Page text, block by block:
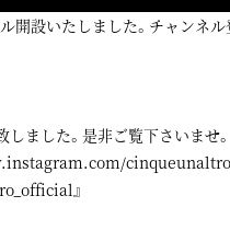
開設いたしました。チャンネル
しました。是非ご覧下さいませ。
』